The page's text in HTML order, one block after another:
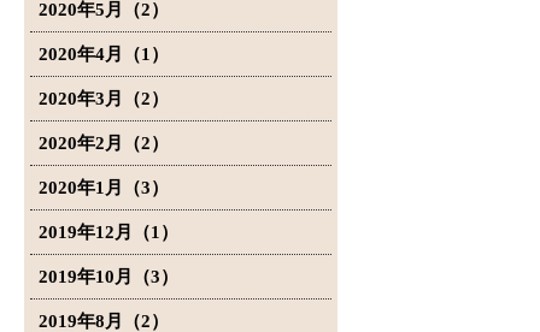
2020年5月（2）
2020年4月（1）
2020年3月（2）
2020年2月（2）
2020年1月（3）
2019年12月（1）
2019年10月（3）
2019年8月（2）